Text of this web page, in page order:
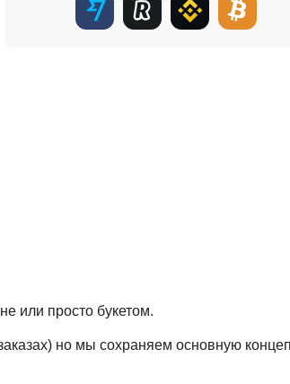
или просто букетом.
но мы сохраняем основную